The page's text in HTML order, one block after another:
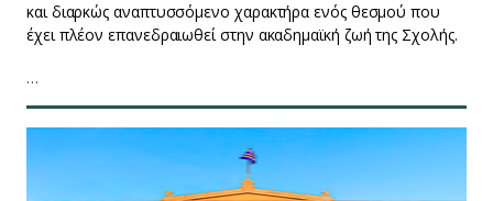
και διαρκώς αναπτυσσόμενο χαρακτήρα ενός θεσμού που
έχει πλέον επανεδραιωθεί στην ακαδημαϊκή ζωή της Σχολής.
…